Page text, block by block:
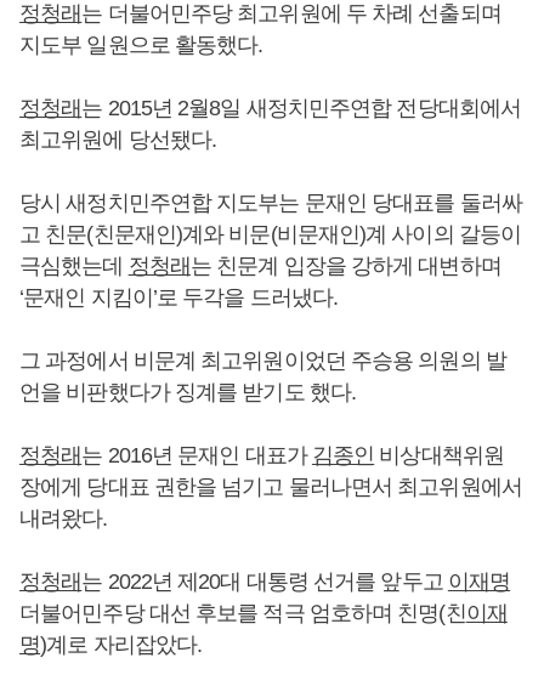
정청래 는 더불어민주당 최고위원에 두 차례 선출되며
지도부 일원으로 활동했다.
정청래 는 2015년 2월8일 새정치민주연합 전당대회에서
최고위원에 당선됐다.
당시 새정치민주연합 지도부는 문재인 당대표를 둘러싸
고 친문(친문재인)계와 비문(비문재인)계 사이의 갈등이
극심했는데 정청래 는 친문계 입장을 강하게 대변하며
‘문재인 지킴이’로 두각을 드러냈다.
그 과정에서 비문계 최고위원이었던 주승용 의원의 발
언을 비판했다가 징계를 받기도 했다.
정청래 는 2016년 문재인 대표가 김종인 비상대책위원
장에게 당대표 권한을 넘기고 물러나면서 최고위원에서
내려왔다.
정청래 는 2022년 제20대 대통령 선거를 앞두고 이재명
더불어민주당 대선 후보를 적극 엄호하며 친명(친이재
명)계로 자리잡았다.